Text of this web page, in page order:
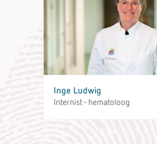
Inge Ludwig
Internist - hematoloog